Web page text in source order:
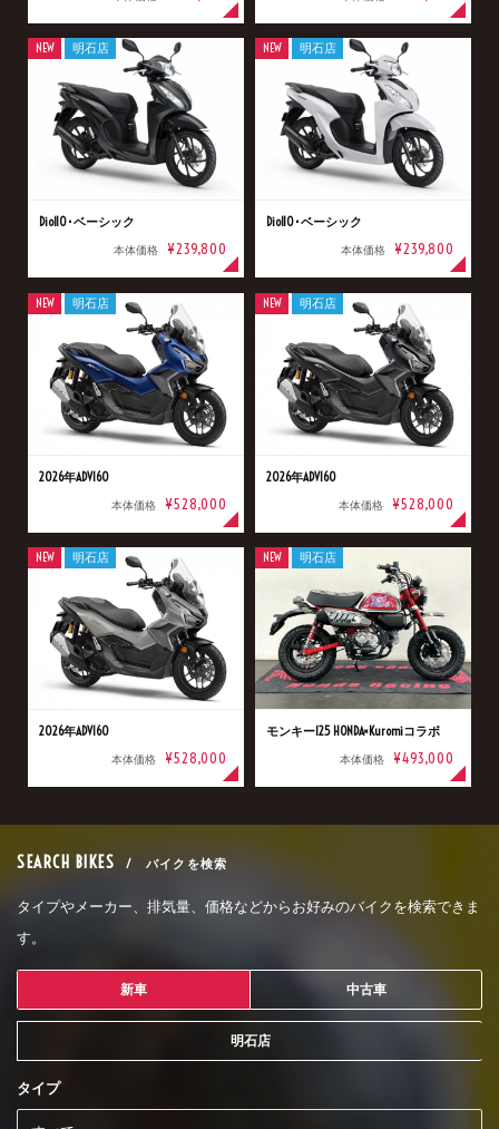
Dio110･ベーシック
本体価格 ¥239,800
NEW 明石店
Dio110･ベーシック
本体価格 ¥239,800
NEW 明石店
2026年ADV160
本体価格 ¥528,000
NEW 明石店
2026年ADV160
本体価格 ¥528,000
NEW 明石店
2026年ADV160
本体価格 ¥528,000
NEW 明石店
モンキー125 HONDA×Kuromiコラボ
本体価格 ¥493,000
NEW 明石店
SEARCH BIKES / バイクを検索
タイプやメーカー、排気量、価格などからお好みのバイクを検索できま
す。
新車 中古車
明石店
タイプ